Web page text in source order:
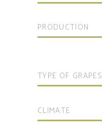
PRODUCTION
TYPE OF GRAPES
CLIMATE